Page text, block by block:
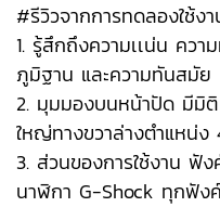
#รีวิวจากการทดลองใช้ง
1. รู้สึกถึงความเเน่น คว
ภูมิฐาน และความทันสมัย
2. มุมมองบนหน้าปัด มีมิ
ใหญ่ทางขวาล่างตำแหน่
3. ส่วนของการใช้งาน ฟั
นาฬิกา G-Shock ทุกฟัง